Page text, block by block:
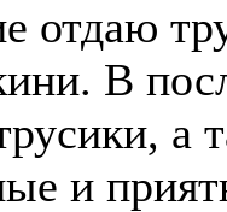
отдаю
В
а
и